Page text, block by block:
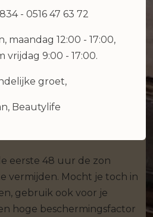
lang mogelijk mooi te
ik nog een aantal tips om te
plezier hebt van je brows!
dat wil zeggen; geen
eerste 48 uur de zon
vermijden. Mocht je toch in
gebruik ook voor je
hoge beschermingsfactor
- 0516 47 63 72
maandag 12:00 - 17:00,
vrijdag 9:00 - 17:00.
groet,
Beautylife